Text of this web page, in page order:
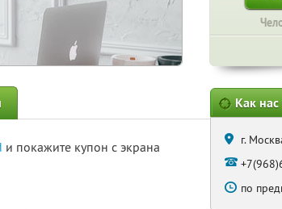
и покажите купон с экрана
Как
г.
по